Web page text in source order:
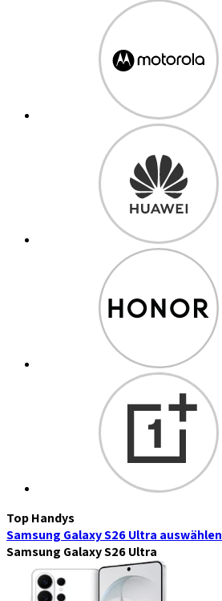
Top Handys
Samsung Galaxy S26 Ultra auswählen
Samsung Galaxy S26 Ultra